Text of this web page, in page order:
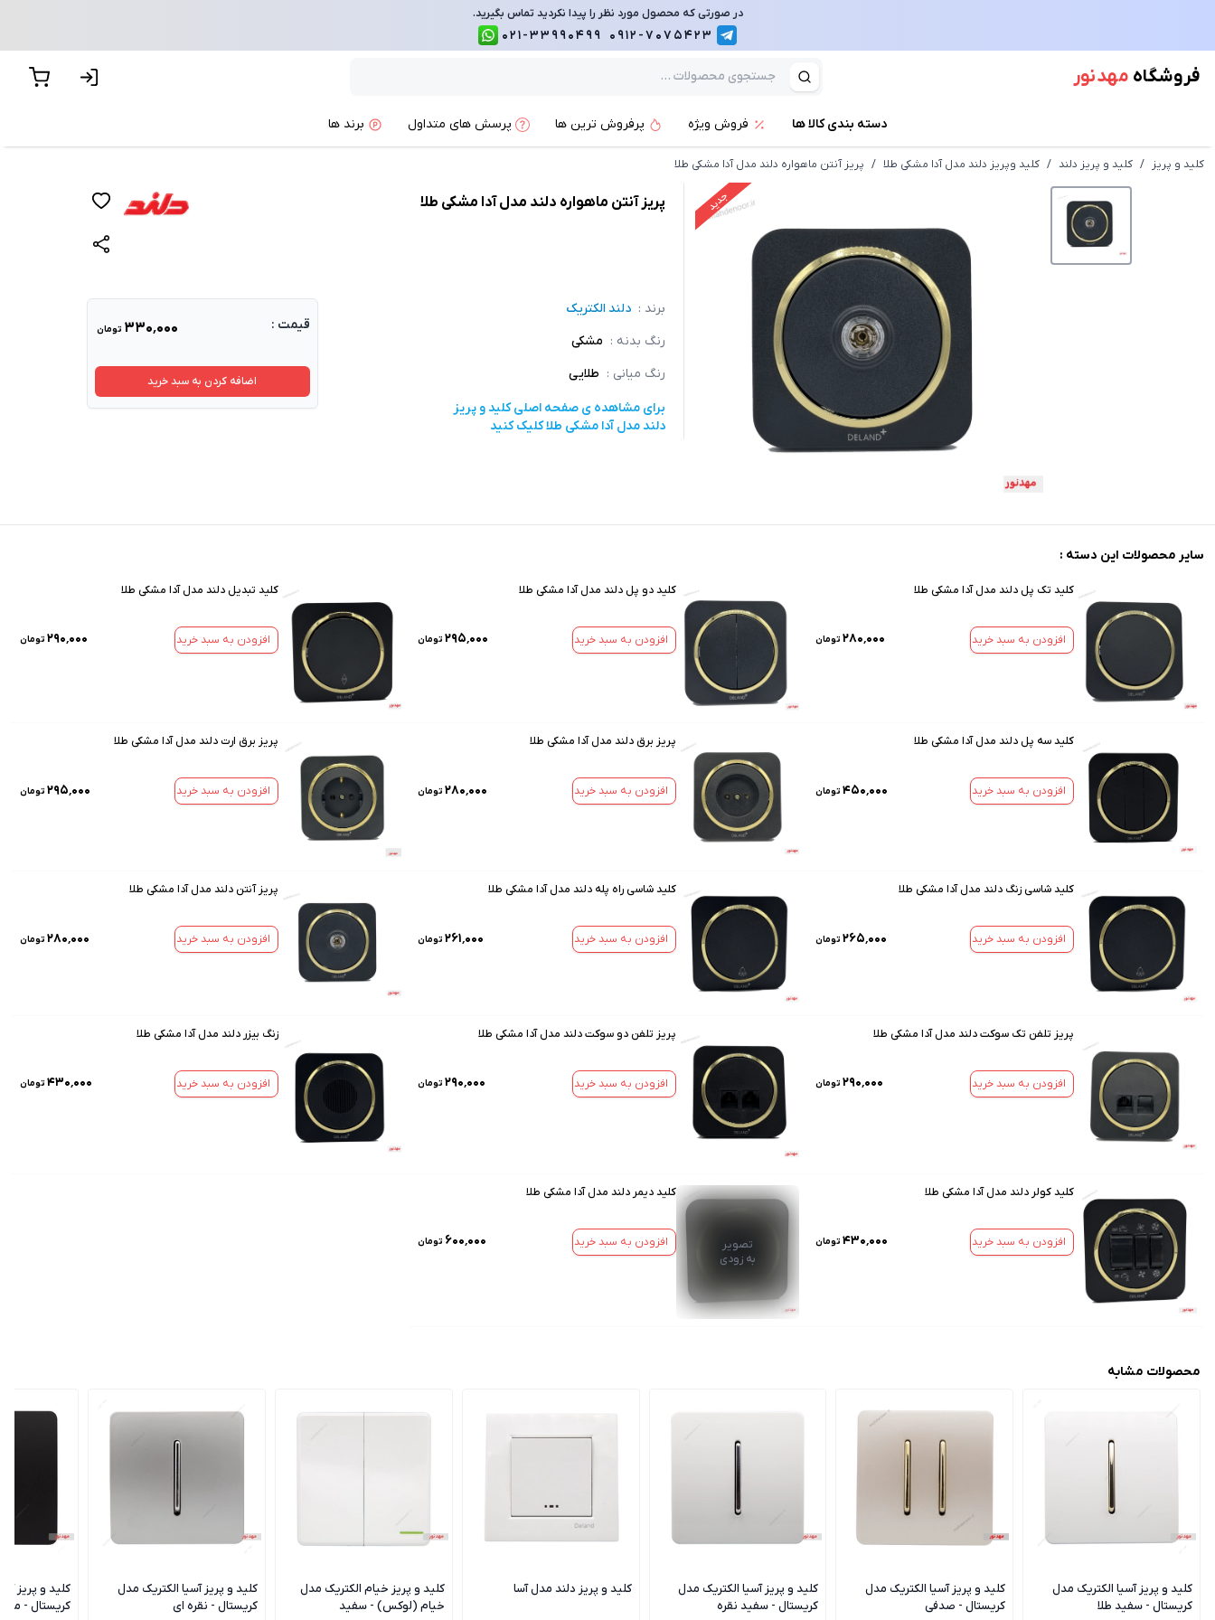
در صورتی که محصول مورد نظر را پیدا نکردید تماس بگیرید.
0912-7075423
021-33990499
فروشگاه مهد نور
دسته بندی کالا ها فروش ویژه پرفروش ترین ها پرسش های متداول برند ها
کلید و پریز / کلید و پریز دلند / کلید وپریز دلند مدل آدا مشکی طلا / پریز آنتن ماهواره دلند مدل آدا مشکی طلا
جدید پریز آنتن ماهواره دلند مدل آدا مشکی طلا
قیمت : ۳۳۰٬۰۰۰ تومان
اضافه کردن به سبد خرید
برند : دلند الکتریک
رنگ بدنه : مشکی
رنگ میانی : طلایی
برای مشاهده ی صفحه اصلیکلید و پریز
دلند مدل آدا مشکی طلاکلیک کنید
سایر محصولات این دسته :
کلید تک پل دلند مدل آدا مشکی طلا
افزودن به سبد خرید ۲۸۰٬۰۰۰ تومان
کلید دو پل دلند مدل آدا مشکی طلا
افزودن به سبد خرید ۲۹۵٬۰۰۰ تومان
کلید تبدیل دلند مدل آدا مشکی طلا
افزودن به سبد خرید ۲۹۰٬۰۰۰ تومان
کلید سه پل دلند مدل آدا مشکی طلا
افزودن به سبد خرید ۴۵۰٬۰۰۰ تومان
پریز برق دلند مدل آدا مشکی طلا
افزودن به سبد خرید ۲۸۰٬۰۰۰ تومان
پریز برق ارت دلند مدل آدا مشکی طلا
افزودن به سبد خرید ۲۹۵٬۰۰۰ تومان
کلید شاسی زنگ دلند مدل آدا مشکی طلا
افزودن به سبد خرید ۲۶۵٬۰۰۰ تومان
کلید شاسی راه پله دلند مدل آدا مشکی طلا
افزودن به سبد خرید ۲۶۱٬۰۰۰ تومان
پریز آنتن دلند مدل آدا مشکی طلا
افزودن به سبد خرید ۲۸۰٬۰۰۰ تومان
پریز تلفن تک سوکت دلند مدل آدا مشکی طلا
افزودن به سبد خرید ۲۹۰٬۰۰۰ تومان
پریز تلفن دو سوکت دلند مدل آدا مشکی طلا
افزودن به سبد خرید ۲۹۰٬۰۰۰ تومان
زنگ بیزر دلند مدل آدا مشکی طلا
افزودن به سبد خرید ۴۳۰٬۰۰۰ تومان
کلید کولر دلند مدل آدا مشکی طلا
افزودن به سبد خرید ۴۳۰٬۰۰۰ تومان
تصویر
به زودی
کلید دیمر دلند مدل آدا مشکی طلا
افزودن به سبد خرید ۶۰۰٬۰۰۰ تومان
محصولات مشابه
کلید و پریز آسیا الکتریک مدل
کریستال - سفید طلا
کلید و پریز آسیا الکتریک مدل
کریستال - صدفی
کلید و پریز آسیا الکتریک مدل
کریستال - سفید نقره
کلید و پریز دلند مدل آسا
کلید و پریز خیام الکتریک مدل
خیام (لوکس) - سفید
کلید و پریز آسیا الکتریک مدل
کریستال - نقره ای
کلید و پریز
کریستال -